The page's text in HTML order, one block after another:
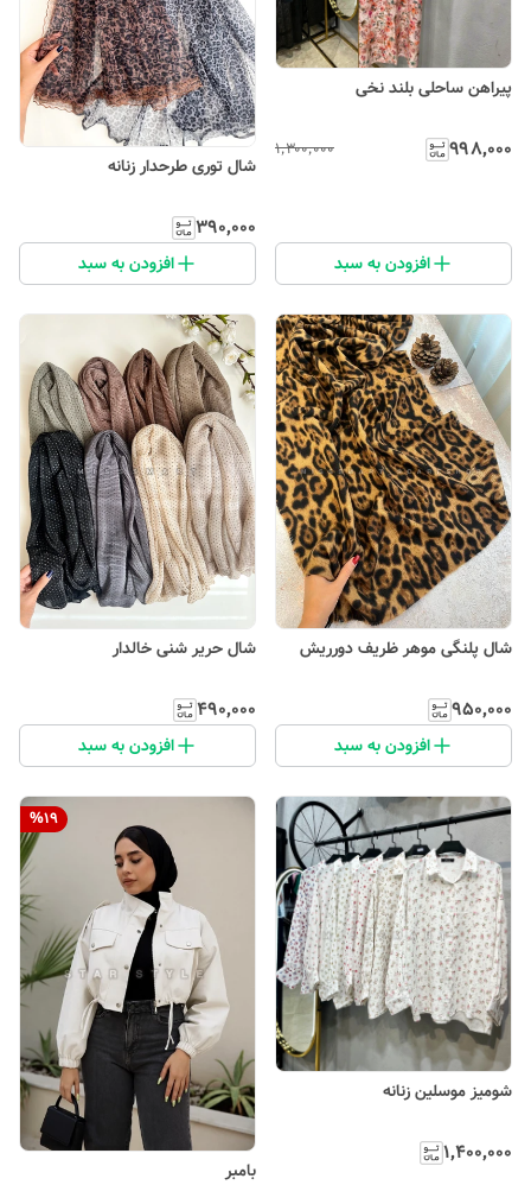
پیراهن ساحلی بلند نخی
۹۹۸٬۰۰۰ ۱٬۳۰۰٬۰۰۰
افزودن به سبد
شال توری طرحدار زنانه
۳۹۰٬۰۰۰
افزودن به سبد
شال پلنگی موهر ظریف دورریش
۹۵۰٬۰۰۰
افزودن به سبد
شال حریر شنی خالدار
۴۹۰٬۰۰۰
افزودن به سبد
شومیز موسلین زنانه
۱٬۴۰۰٬۰۰۰
%19
بامبر